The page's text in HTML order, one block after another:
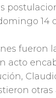
14
fueron
acto